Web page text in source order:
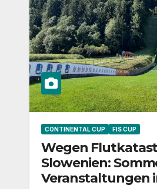
CONTINENTAL CUP FIS CUP
Wegen
Slowenien:
Veranstaltungen